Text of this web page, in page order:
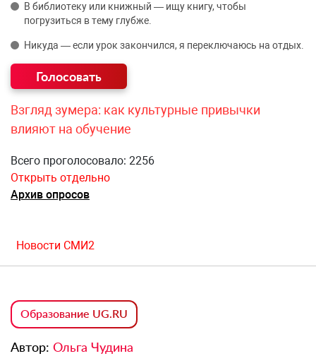
В библиотеку или книжный — ищу книгу, чтобы
погрузиться в тему глубже.
Никуда — если урок закончился, я переключаюсь на отдых.
Взгляд зумера: как культурные привычки
влияют на обучение
Всего проголосовало: 2256
Открыть отдельно
Архив опросов
Новости СМИ2
Образование UG.RU
Автор: Ольга Чудина